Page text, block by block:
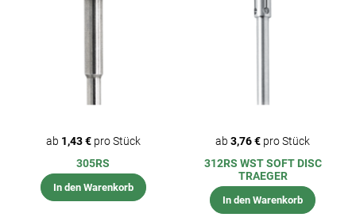
ab 1,43 €pro Stück
305RS
In den Warenkorb
ab3,76 € pro Stück
312RS WST SOFT DISC
TRAEGER
In den Warenkorb